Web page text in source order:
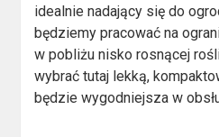
idealnie nadający się do
będziemy pracować na
w pobliżu nisko rosnącej
wybrać tutaj lekką,
będzie wygodniejsza w